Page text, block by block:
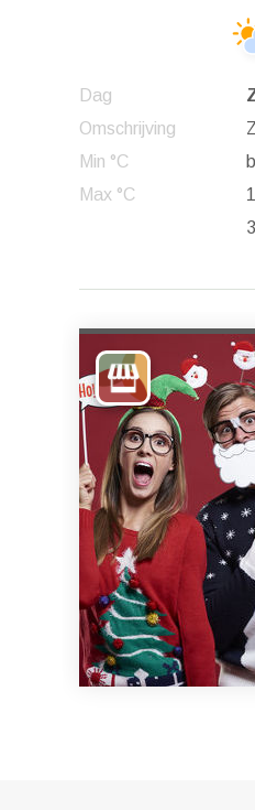
Dag
Omschrijving
Min °C
Max °C